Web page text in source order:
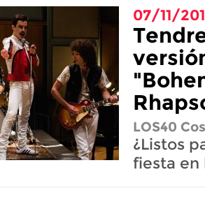
07/11/
LOS40
¿Listos
fiesta en